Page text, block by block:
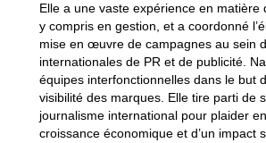
Elle a une vaste expérience en matière
y compris en gestion, et a coordonné
mise en œuvre de campagnes au sein
internationales de PR et de publicité.
équipes interfonctionnelles dans le but
visibilité des marques. Elle tire parti de
journalisme international pour plaider
croissance économique et d’un impact